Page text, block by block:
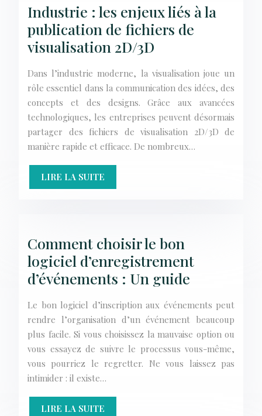
Industrie : les enjeux liés à la
publication de fichiers de
visualisation 2D/3D
Dans l’industrie moderne, la visualisation joue un
rôle essentiel dans la communication des idées, des
concepts et des designs. Grâce aux avancées
technologiques, les entreprises peuvent désormais
partager des fichiers de visualisation 2D/3D de
manière rapide et efficace. De nombreux…
LIRE LA SUITE
Comment choisir le bon
logiciel d’enregistrement
d’événements : Un guide
Le bon logiciel d’inscription aux événements peut
rendre l’organisation d’un événement beaucoup
plus facile. Si vous choisissez la mauvaise option ou
vous essayez de suivre le processus vous-même,
vous pourriez le regretter. Ne vous laissez pas
intimider : il existe…
LIRE LA SUITE